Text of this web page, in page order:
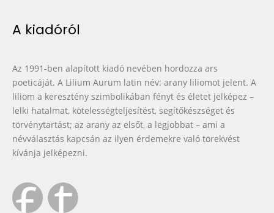
A kiadóról
Az 1991-ben alapított kiadó nevében hordozza ars
poeticáját. A Lilium Aurum latin név: arany liliomot jelent. A
liliom a keresztény szimbolikában fényt és életet jelképez –
lelki hatalmat, kötelességteljesítést, segítőkészséget és
törvénytartást; az arany az elsőt, a legjobbat – ami a
névválasztás kapcsán az ilyen érdemekre való törekvést
kívánja jelképezni.